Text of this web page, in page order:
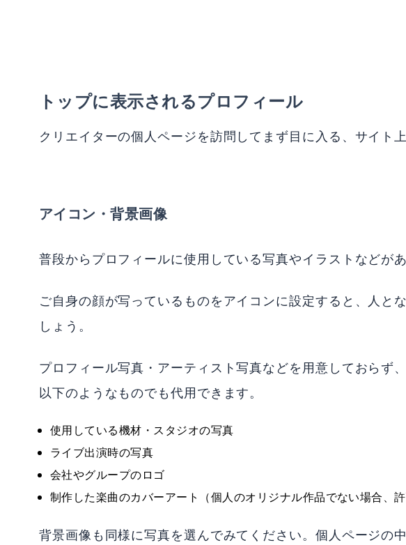
トップに表示されるプロフィール
クリエイターの個人ページを訪問してまず目に入る、サイト
アイコン・背景画像
普段からプロフィールに使用している写真やイラストなどが
ご自身の顔が写っているものをアイコンに設定すると、人と
しょう。
プロフィール写真・アーティスト写真などを用意しておらず
以下のようなものでも代用できます。
使用している機材・スタジオの写真
ライブ出演時の写真
会社やグループのロゴ
制作した楽曲のカバーアート（個人のオリジナル作品でない場合、
背景画像も同様に写真を選んでみてください。個人ページの